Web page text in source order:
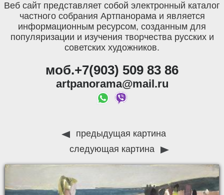
Веб сайт представляет собой электронный каталог
частного собрания Артпанорама и является
информационным ресурсом, созданным для
популяризации и изучения творчества русских и
советских художников.
моб.+7(903) 509 83 86
artpanorama@mail.ru
предыдущая картина
следующая картина